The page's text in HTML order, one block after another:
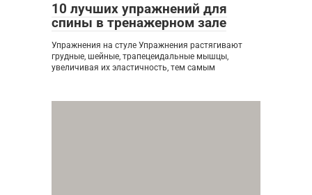
10 лучших упражнений для
спины в тренажерном зале
Упражнения на стуле Упражнения растягивают
грудные, шейные, трапецеидальные мышцы,
увеличивая их эластичность, тем самым